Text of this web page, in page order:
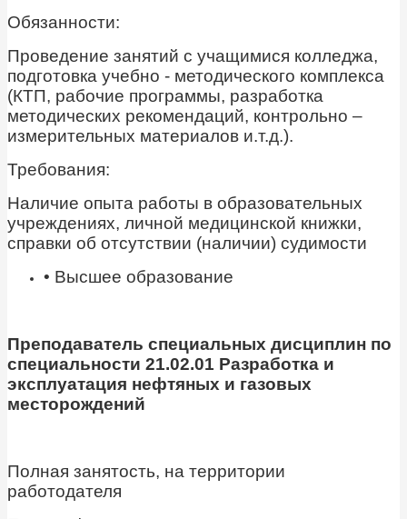
Обязанности:
Проведение занятий с учащимися колледжа,
подготовка учебно - методического комплекса
(КТП, рабочие программы, разработка
методических рекомендаций, контрольно –
измерительных материалов и.т.д.).
Требования:
Наличие опыта работы в образовательных
учреждениях, личной медицинской книжки,
справки об отсутствии (наличии) судимости
• Высшее образование
Преподаватель специальных дисциплин по
специальности 21.02.01 Разработка и
эксплуатация нефтяных и газовых
месторождений
Полная занятость, на территории
работодателя